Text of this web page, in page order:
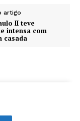
artigo
II teve
intensa com
casada